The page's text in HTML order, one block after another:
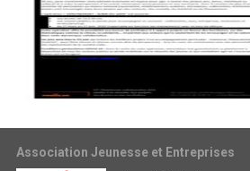
Association Jeunesse et Entreprises